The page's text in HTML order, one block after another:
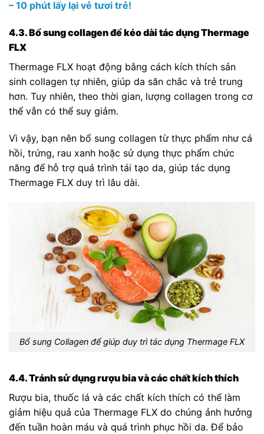
– 10 phút lấy lại vẻ tươi trẻ!
4.3. Bổ sung collagen để kéo dài tác dụng Thermage
FLX
Thermage FLX hoạt động bằng cách kích thích sản
sinh collagen tự nhiên, giúp da săn chắc và trẻ trung
hơn. Tuy nhiên, theo thời gian, lượng collagen trong cơ
thể vẫn có thể suy giảm.
Vì vậy, bạn nên bổ sung collagen từ thực phẩm như cá
hồi, trứng, rau xanh hoặc sử dụng thực phẩm chức
năng để hỗ trợ quá trình tái tạo da, giúp tác dụng
Thermage FLX duy trì lâu dài.
Bổ sung Collagen để giúp duy trì tác dụng Thermage FLX
4.4. Tránh sử dụng rượu bia và các chất kích thích
Rượu bia, thuốc lá và các chất kích thích có thể làm
giảm hiệu quả của Thermage FLX do chúng ảnh hưởng
đến tuần hoàn máu và quá trình phục hồi da. Để bảo